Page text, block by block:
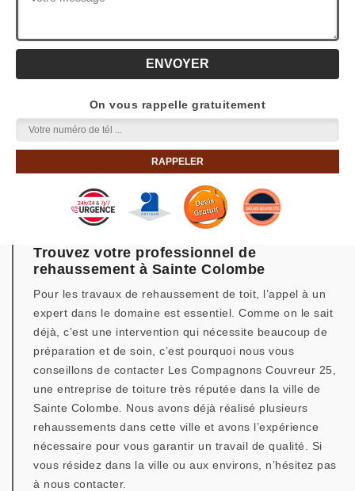
On vous rappelle gratuitement
Trouvez votre professionnel de
rehaussement à Sainte Colombe
Pour les travaux de rehaussement de toit, l’appel à un
expert dans le domaine est essentiel. Comme on le sait
déjà, c’est une intervention qui nécessite beaucoup de
préparation et de soin, c’est pourquoi nous vous
conseillons de contacter Les Compagnons Couvreur 25,
une entreprise de toiture très réputée dans la ville de
Sainte Colombe. Nous avons déjà réalisé plusieurs
rehaussements dans cette ville et avons l’expérience
nécessaire pour vous garantir un travail de qualité. Si
vous résidez dans la ville ou aux environs, n’hésitez pas
à nous contacter.